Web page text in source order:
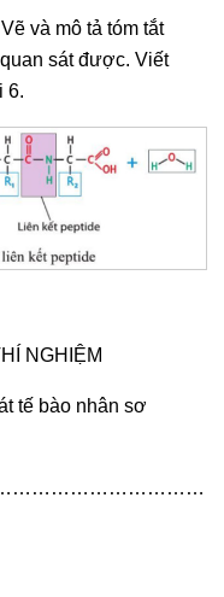
Vẽ và mô tả tóm tắt
sát được. Viết
6.
NGHIỆM
tế bào nhân sơ